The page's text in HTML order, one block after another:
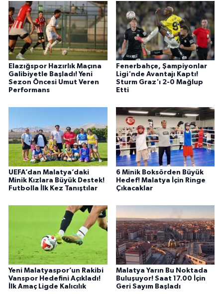
Elazığspor Hazırlık Maçına
Galibiyetle Başladı! Yeni
Sezon Öncesi Umut Veren
Performans
Fenerbahçe, Şampiyonlar
Ligi'nde Avantajı Kaptı!
Sturm Graz'ı 2-0 Mağlup
Etti
UEFA’dan Malatya’daki
Minik Kızlara Büyük Destek!
Futbolla İlk Kez Tanıştılar
6 Minik Boksörden Büyük
Hedef! Malatya İçin Ringe
Çıkacaklar
Yeni Malatyaspor’un Rakibi
Vanspor Hedefini Açıkladı!
İlk Amaç Ligde Kalıcılık
Malatya Yarın Bu Noktada
Buluşuyor! Saat 17.00 İçin
Geri Sayım Başladı